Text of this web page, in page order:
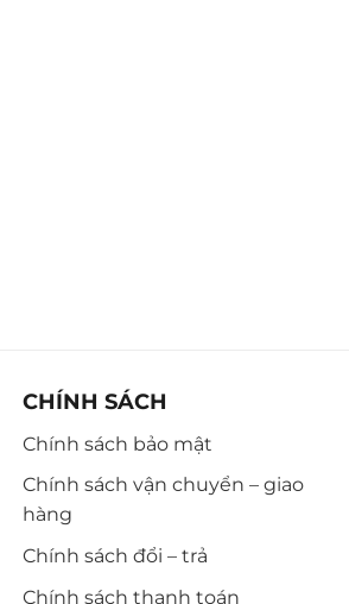
CHÍNH SÁCH
Chính sách bảo mật
Chính sách vận chuyển – giao
hàng
Chính sách đổi – trả
Chính sách thanh toán